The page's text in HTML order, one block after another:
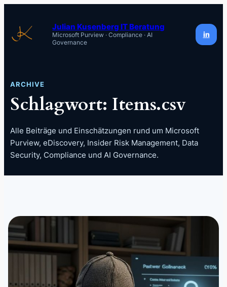
Inhalt
springen
Julian Kusenberg IT Beratung
Microsoft Purview · Compliance · AI
Governance
in
ARCHIVE
Schlagwort: Items.csv
Alle Beiträge und Einschätzungen rund um Microsoft
Purview, eDiscovery, Insider Risk Management, Data
Security, Compliance und AI Governance.